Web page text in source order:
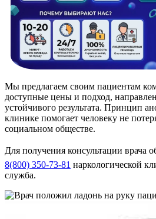
Мы предлагаем своим пациентам
доступные цены и подход,
устойчивого результата. Принцип
клинике помогает человеку не
социальном обществе.
Для получения консультации врача
8(800) 350-73-81 наркологической
служба.